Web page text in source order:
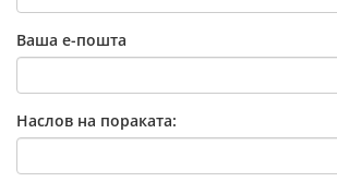
Ваша е-пошта
Наслов на пораката: